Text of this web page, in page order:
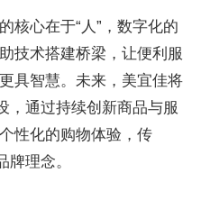
核心在于“人”，数字化的
技术搭建桥梁，让便利服
具智慧。未来，美宜佳将
，通过持续创新商品与服
性化的购物体验，传
牌理念。